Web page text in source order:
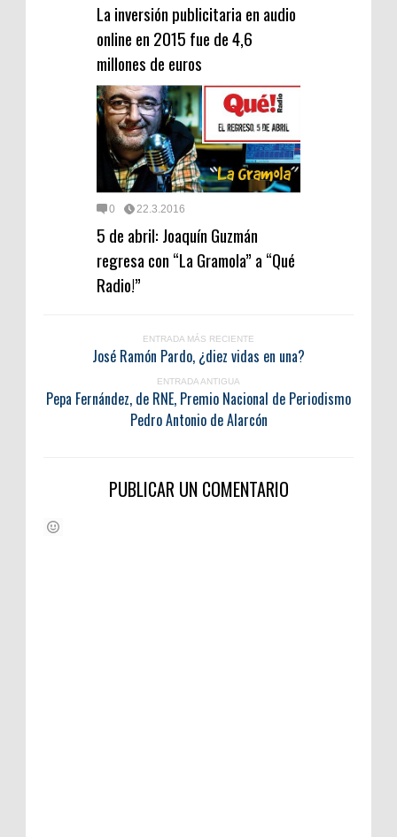
La inversión publicitaria en audio
online en 2015 fue de 4,6
millones de euros
0 22.3.2016
5 de abril: Joaquín Guzmán
regresa con “La Gramola” a “Qué
Radio!”
ENTRADA MÁS RECIENTE
José Ramón Pardo, ¿diez vidas en una?
ENTRADA ANTIGUA
Pepa Fernández, de RNE, Premio Nacional de Periodismo
Pedro Antonio de Alarcón
PUBLICAR UN COMENTARIO